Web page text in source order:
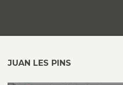
JUAN LES PINS